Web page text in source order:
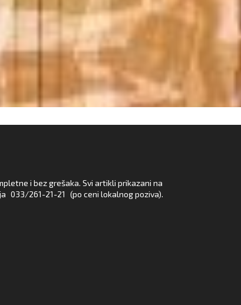
i bez grešaka. Svi artikli prikazani na
033/261-21-21 (po ceni lokalnog poziva).